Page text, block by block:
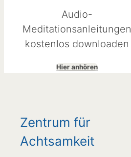
Audio-
Meditationsanleitungen
kostenlos downloaden
Hier anhören
Zentrum für
Achtsamkeit